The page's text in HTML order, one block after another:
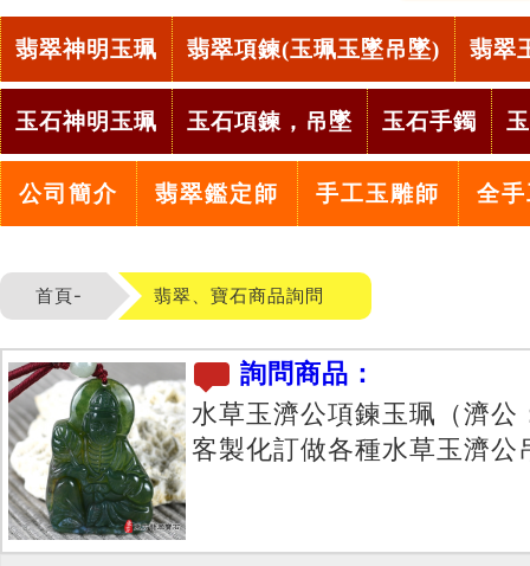
翡翠神明玉珮 翡翠項鍊(玉珮玉墜吊墜) 翡翠
玉石神明玉珮 玉石項鍊，吊墜 玉石手鐲
公司簡介 翡翠鑑定師 手工玉雕師 全
首頁- 翡翠、寶石商品詢問
詢問商品：
水草玉濟公項鍊玉珮（濟公
客製化訂做各種水草玉濟